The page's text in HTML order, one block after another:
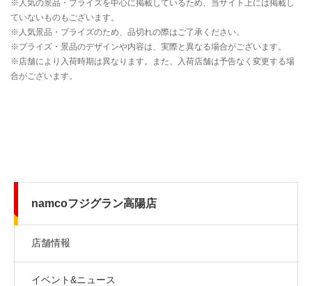
namcoフジグラン高陽店
店舗情報
イベント&ニュース